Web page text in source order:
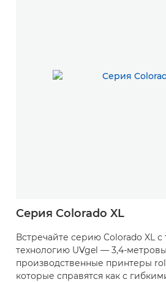
Серия Colorado XL
Встречайте серию Colorado XL с
технологию UVgel — 3,4-
производственные принтеры
которые справятся как с